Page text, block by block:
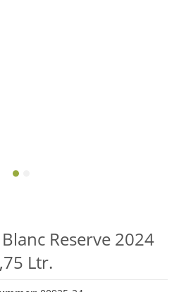
Reserve 2024
Ltr.